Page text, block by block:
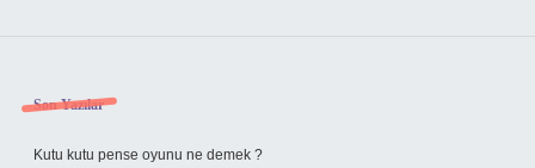
Sidebar
Son Yazılar
Kutu kutu pense oyunu ne demek ?